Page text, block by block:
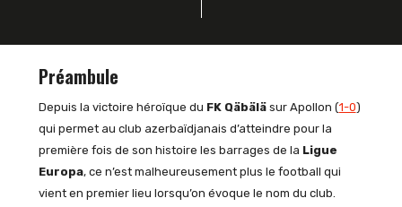
Préambule
Depuis la victoire héroïque du FK Qäbäläsur Apollon (1-0)
qui permet au club azerbaïdjanais d’atteindre pour la
première fois de son histoire les barrages de la Ligue
Europa, ce n’est malheureusement plus le football qui
vient en premier lieu lorsqu’on évoque le nom du club.